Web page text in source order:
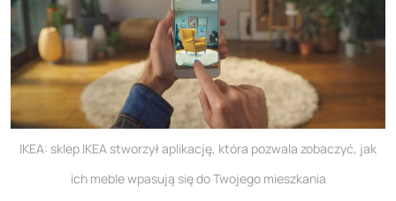
IKEA: sklep IKEA stworzył aplikację, która pozwala zobaczyć, jak
ich meble wpasują się do Twojego mieszkania